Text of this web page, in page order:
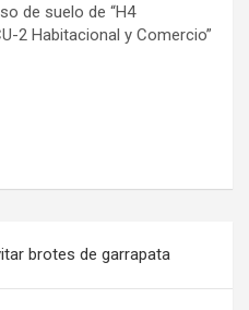
de suelo de “H4
2 Habitacional y Comercio”
brotes de garrapata